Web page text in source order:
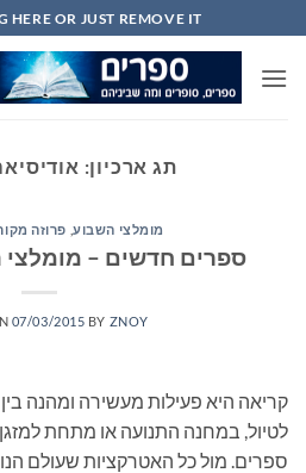
to
content
OR JUST REMOVE IT...
תג ארכיון:
מומלצי השבוע, פרוזה
ספרים חדשים – מומלצי השבוע
07/03/2015 BY ZNOY
קריאה היא פעילות מעשירה ומהנה
לטיול, במחנה התנועה או מתחת
ספרים. מול כל האטרקציות שעולם